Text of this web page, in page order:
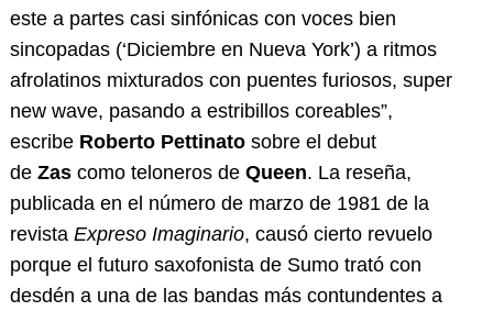
este a partes casi sinfónicas con voces bien
sincopadas (‘Diciembre en Nueva York’) a ritmos
afrolatinos mixturados con puentes furiosos, super
new wave, pasando a estribillos coreables”,
escribe Roberto Pettinato sobre el debut
de Zas como teloneros de Queen. La reseña,
publicada en el número de marzo de 1981 de la
revista Expreso Imaginario, causó cierto revuelo
porque el futuro saxofonista de Sumo trató con
desdén a una de las bandas más contundentes a